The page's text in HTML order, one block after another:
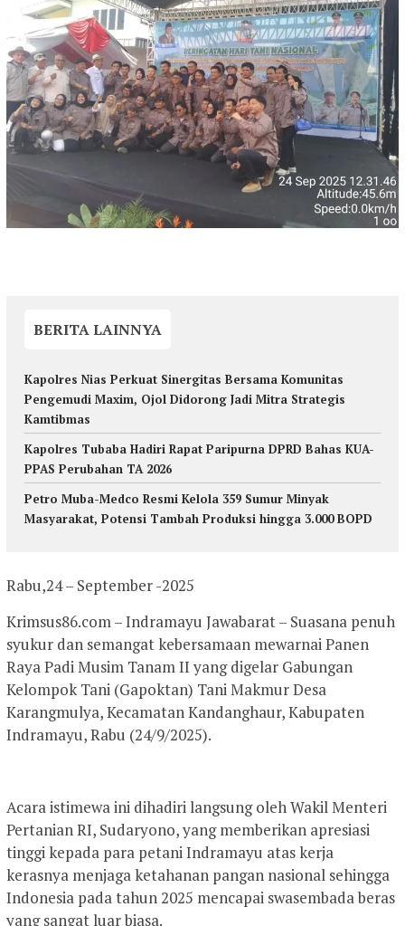
BERITA LAINNYA
Kapolres Nias Perkuat Sinergitas Bersama Komunitas
Pengemudi Maxim, Ojol Didorong Jadi Mitra Strategis
Kamtibmas
Kapolres Tubaba Hadiri Rapat Paripurna DPRD Bahas KUA-
PPAS Perubahan TA 2026
Petro Muba-Medco Resmi Kelola 359 Sumur Minyak
Masyarakat, Potensi Tambah Produksi hingga 3.000 BOPD
Rabu,24 – September -2025
Krimsus86.com – Indramayu Jawabarat – Suasana penuh
syukur dan semangat kebersamaan mewarnai Panen
Raya Padi Musim Tanam II yang digelar Gabungan
Kelompok Tani (Gapoktan) Tani Makmur Desa
Karangmulya, Kecamatan Kandanghaur, Kabupaten
Indramayu, Rabu (24/9/2025).
Acara istimewa ini dihadiri langsung oleh Wakil Menteri
Pertanian RI, Sudaryono, yang memberikan apresiasi
tinggi kepada para petani Indramayu atas kerja
kerasnya menjaga ketahanan pangan nasional sehingga
Indonesia pada tahun 2025 mencapai swasembada beras
yang sangat luar biasa.